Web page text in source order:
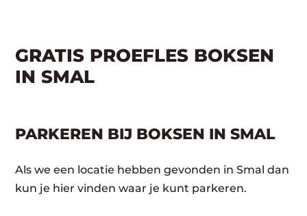
GRATIS PROEFLES BOKSEN
IN SMAL
PARKEREN BIJ BOKSEN IN SMAL
Als we een locatie hebben gevonden in Smal dan
kun je hier vinden waar je kunt parkeren.